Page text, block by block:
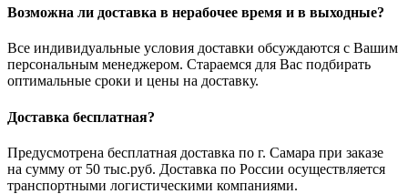
Возможна ли доставка в нерабочее время и в выходные?
Все индивидуальные условия доставки обсуждаются с Вашим
персональным менеджером. Стараемся для Вас подбирать
оптимальные сроки и цены на доставку.
Доставка бесплатная?
Предусмотрена бесплатная доставка по г. Самара при заказе
на сумму от 50 тыс.руб. Доставка по России осуществляется
транспортными логистическими компаниями.